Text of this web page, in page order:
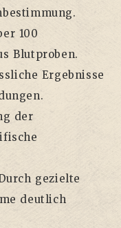
100
Blutproben.
Ergebnisse
der
gezielte
deutlich